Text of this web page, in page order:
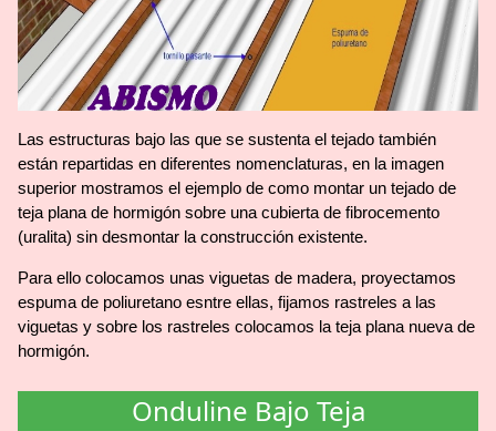
Las estructuras bajo las que se sustenta el tejado también
están repartidas en diferentes nomenclaturas, en la imagen
superior mostramos el ejemplo de como montar un tejado de
teja plana de hormigón sobre una cubierta de fibrocemento
(uralita) sin desmontar la construcción existente.
Para ello colocamos unas viguetas de madera, proyectamos
espuma de poliuretano esntre ellas, fijamos rastreles a las
viguetas y sobre los rastreles colocamos la teja plana nueva de
hormigón.
Onduline Bajo Teja